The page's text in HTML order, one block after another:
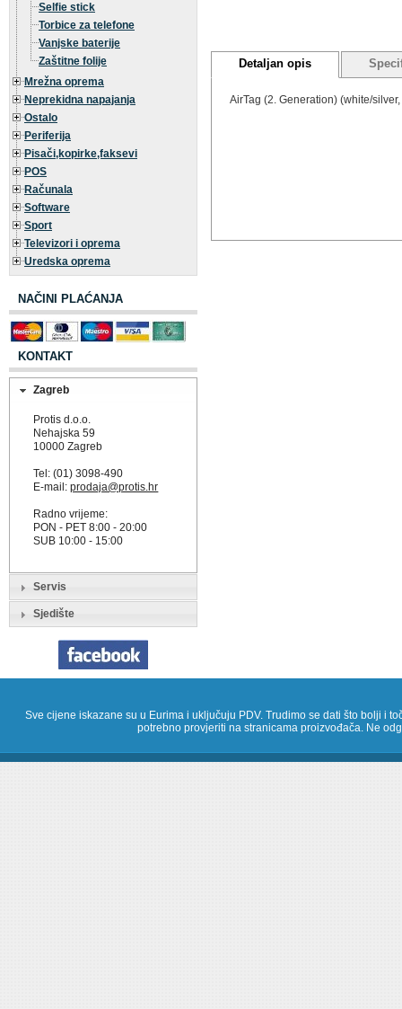
Selfie stick
Torbice za telefone
Vanjske baterije
Zaštitne folije
Mrežna oprema
Neprekidna napajanja
Ostalo
Periferija
Pisači,kopirke,faksevi
POS
Računala
Software
Sport
Televizori i oprema
Uredska oprema
NAČINI PLAĆANJA
KONTAKT
Zagreb
Protis d.o.o.
Nehajska 59
10000 Zagreb
Tel: (01) 3098-490
E-mail:prodaja@protis.hr
Radno vrijeme:
PON - PET 8:00 - 20:00
SUB 10:00 - 15:00
Servis
Sjedište
Detaljan opis
AirTag (2. Generation) (white/
Sve cijene iskazane su u Eurima i uključuju PDV. Trudimo se dati što bolji i
potrebno provjeriti na stranicama proizvođača. Ne